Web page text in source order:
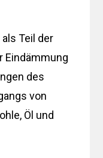
Teil der
Eindämmung
des
von
Öl und